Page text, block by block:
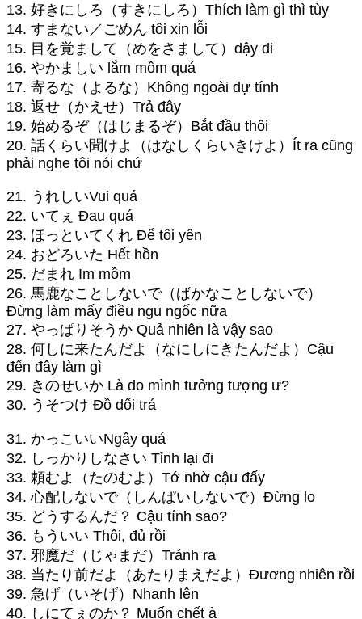
13. 好きにしろ（すきにしろ）Thích làm gì thì tùy
14. すまない／ごめん tôi xin lỗi
15. 目を覚まして（めをさまして）dậy đi
16. やかましい lắm mồm quá
17. 寄るな（よるな）Không ngoài dự tính
18. 返せ（かえせ）Trả đây
19. 始めるぞ（はじまるぞ）Bắt đầu thôi
20. 話くらい聞けよ（はなしくらいきけよ）Ít ra cũng
phải nghe tôi nói chứ
21. うれしいVui quá
22. いてぇ Đau quá
23. ほっといてくれ Để tôi yên
24. おどろいた Hết hồn
25. だまれ Im mồm
26. 馬鹿なことしないで（ばかなことしないで）
Đừng làm mấy điều ngu ngốc nữa
27. やっぱりそうか Quả nhiên là vậy sao
28. 何しに来たんだよ（なにしにきたんだよ）Cậu
đến đây làm gì
29. きのせいか Là do mình tưởng tượng ư?
30. うそつけ Đồ dối trá
31. かっこいいNgầy quá
32. しっかりしなさい Tỉnh lại đi
33. 頼むよ（たのむよ）Tớ nhờ cậu đấy
34. 心配しないで（しんぱいしないで）Đừng lo
35. どうするんだ？ Cậu tính sao?
36. もういい Thôi, đủ rồi
37. 邪魔だ（じゃまだ）Tránh ra
38. 当たり前だよ（あたりまえだよ）Đương nhiên rồi
39. 急げ（いそげ）Nhanh lên
40. しにてぇのか？ Muốn chết à